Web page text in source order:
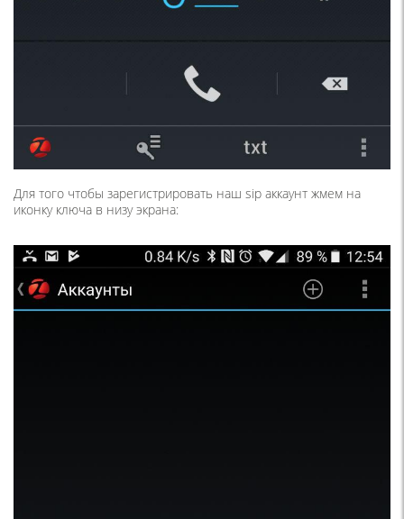
Для того чтобы зарегистрировать наш sip аккаунт жмем на
иконку ключа в низу экрана: